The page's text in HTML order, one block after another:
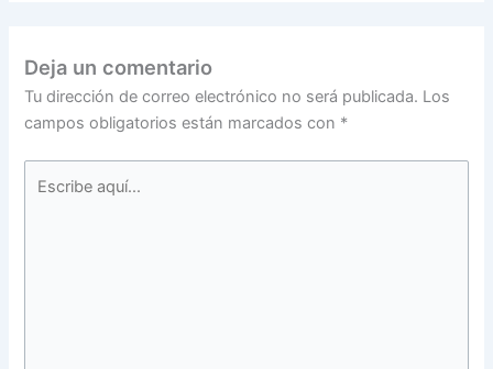
Deja un comentario
Tu dirección de correo electrónico no será publicada. Los
campos obligatorios están marcados con *
aquí...